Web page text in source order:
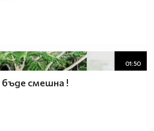
01:50
смешна !